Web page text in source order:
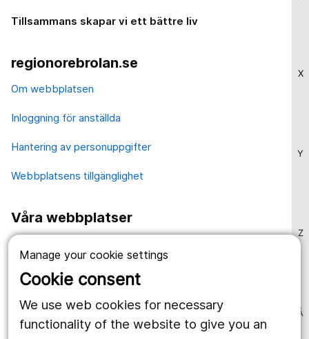
Manage your cookie settings
Cookie consent
We use web cookies for necessary
functionality of the website to give you an
X
Y
Z
Å
Tillsammans skapar vi ett bättre liv
regionorebrolan.se
Om webbplatsen
Inloggning för anställda
Hantering av personuppgifter
Webbplatsens tillgänglighet
Våra webbplatser
Länstrafiken
Region Örebro län